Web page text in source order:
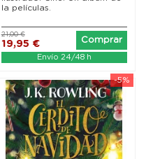
la películas.
19,95 €
21,00 €
Comprar
Envío 24/48 h
-5%